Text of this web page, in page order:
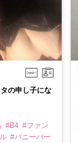
の申し子にな
#B4 #ファン
#バニーバー